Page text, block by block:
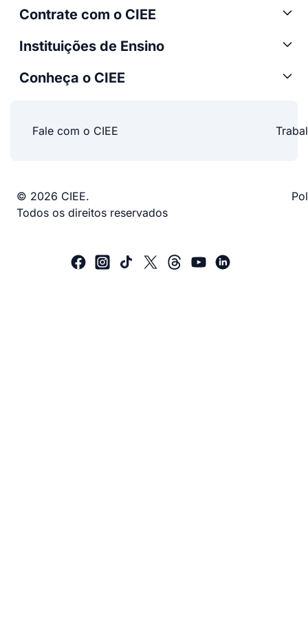
Contrate com o CIEE
Instituições de Ensino
Conheça o CIEE
Fale com o CIEE
© 2026 CIEE.
Todos os direitos reservados